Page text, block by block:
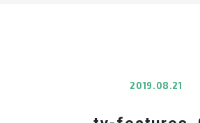
2019.08.21